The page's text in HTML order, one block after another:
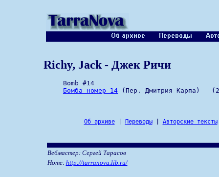
Richy, Jack - Джек Ричи
     Bomb #14
Бомба номер 14
Об архиве| Переводы| Авторские тексты
Вебмастер: Сергей Тарасов
Home: http://tarranova.lib.ru/